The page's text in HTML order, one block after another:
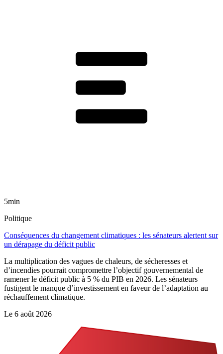
5min
Politique
Conséquences du changement climatiques : les sénateurs alertent sur
un dérapage du déficit public
La multiplication des vagues de chaleurs, de sécheresses et
d’incendies pourrait compromettre l’objectif gouvernemental de
ramener le déficit public à 5 % du PIB en 2026. Les sénateurs
fustigent le manque d’investissement en faveur de l’adaptation au
réchauffement climatique.
Le 6 août 2026